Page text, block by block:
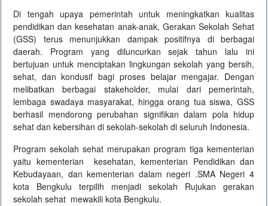
Di tengah upaya pemerintah untuk meningkatkan kualitas
pendidikan dan kesehatan anak-anak, Gerakan Sekolah Sehat
(GSS) terus menunjukkan dampak positifnya di berbagai
daerah. Program yang diluncurkan sejak tahun lalu ini
bertujuan untuk menciptakan lingkungan sekolah yang bersih,
sehat, dan kondusif bagi proses belajar mengajar. Dengan
melibatkan berbagai stakeholder, mulai dari pemerintah,
lembaga swadaya masyarakat, hingga orang tua siswa, GSS
berhasil mendorong perubahan signifikan dalam pola hidup
sehat dan kebersihan di sekolah-sekolah di seluruh Indonesia.
Program sekolah sehat merupakan program tiga kementerian
yaitu kementerian kesehatan, kementerian Pendidikan dan
Kebudayaan, dan kementerian dalam negeri .SMA Negeri 4
kota Bengkulu terpilih menjadi sekolah Rujukan gerakan
sekolah sehat mewakili kota Bengkulu.